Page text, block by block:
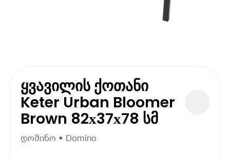
ყვავილის ქოთანი
Keter Urban Bloomer
Brown 82х37х78 სმ
დომინო • Domino